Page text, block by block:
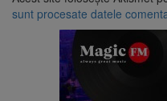
sunt procesate datele